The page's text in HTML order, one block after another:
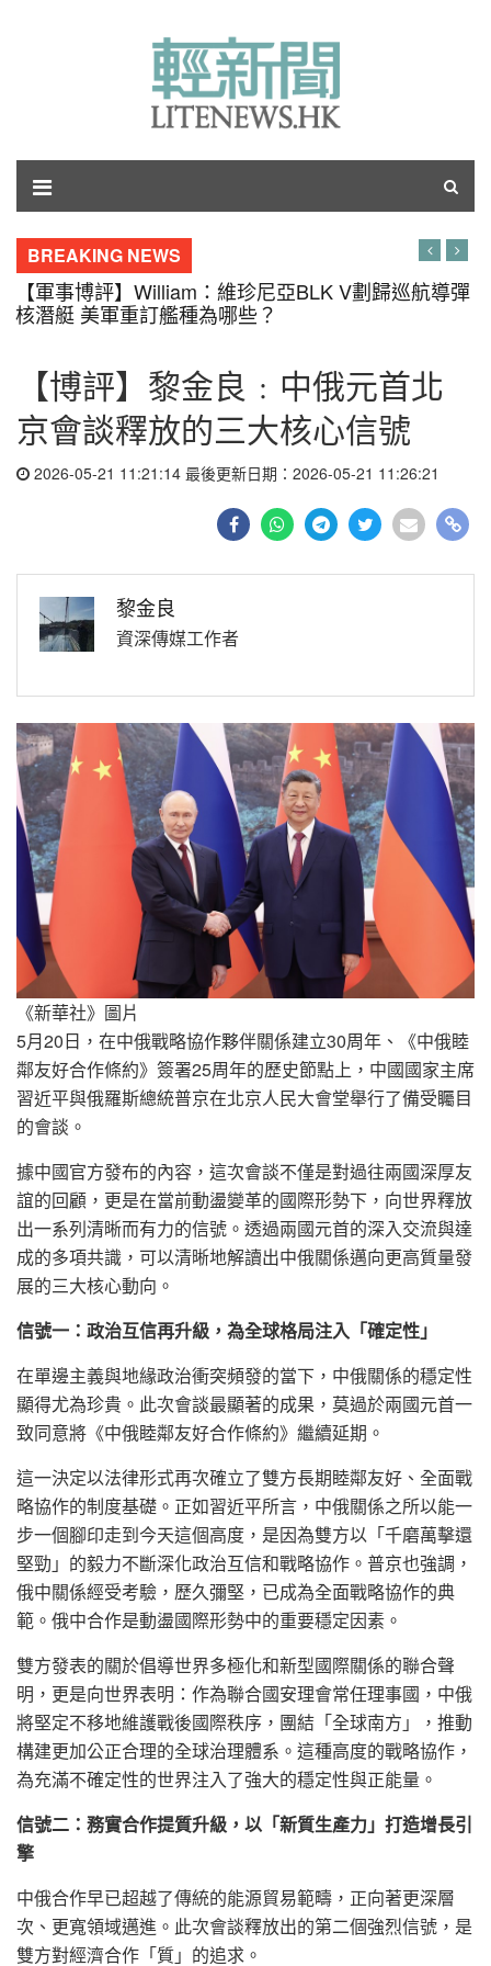
BREAKING NEWS
【軍事博評】William：維珍尼亞BLK V劃歸巡航導彈
核潛艇 美軍重訂艦種為哪些？
【博評】黎金良﹕中俄元首北
京會談釋放的三大核心信號
2026-05-21 11:21:14 最後更新日期：2026-05-21 11:26:21
黎金良
資深傳媒工作者
《新華社》圖片
5月20日，在中俄戰略協作夥伴關係建立30周年、《中俄睦
鄰友好合作條約》簽署25周年的歷史節點上，中國國家主席
習近平與俄羅斯總統普京在北京人民大會堂舉行了備受矚目
的會談。
據中國官方發布的內容，這次會談不僅是對過往兩國深厚友
誼的回顧，更是在當前動盪變革的國際形勢下，向世界釋放
出一系列清晰而有力的信號。透過兩國元首的深入交流與達
成的多項共識，可以清晰地解讀出中俄關係邁向更高質量發
展的三大核心動向。
信號一：政治互信再升級，為全球格局注入「確定性」
在單邊主義與地緣政治衝突頻發的當下，中俄關係的穩定性
顯得尤為珍貴。此次會談最顯著的成果，莫過於兩國元首一
致同意將《中俄睦鄰友好合作條約》繼續延期。
這一決定以法律形式再次確立了雙方長期睦鄰友好、全面戰
略協作的制度基礎。正如習近平所言，中俄關係之所以能一
步一個腳印走到今天這個高度，是因為雙方以「千磨萬擊還
堅勁」的毅力不斷深化政治互信和戰略協作。普京也強調，
俄中關係經受考驗，歷久彌堅，已成為全面戰略協作的典
範。俄中合作是動盪國際形勢中的重要穩定因素。
雙方發表的關於倡導世界多極化和新型國際關係的聯合聲
明，更是向世界表明：作為聯合國安理會常任理事國，中俄
將堅定不移地維護戰後國際秩序，團結「全球南方」，推動
構建更加公正合理的全球治理體系。這種高度的戰略協作，
為充滿不確定性的世界注入了強大的穩定性與正能量。
信號二：務實合作提質升級，以「新質生產力」打造增長引
擎
中俄合作早已超越了傳統的能源貿易範疇，正向著更深層
次、更寬領域邁進。此次會談釋放出的第二個強烈信號，是
雙方對經濟合作「質」的追求。